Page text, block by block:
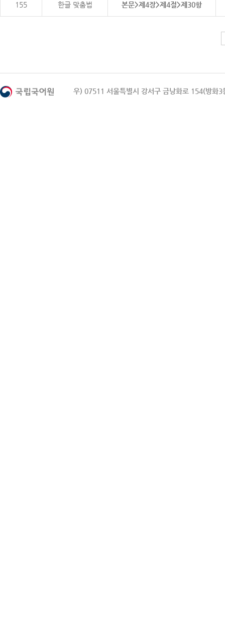
155 한글 맞춤법 본문>제4장>제4절>제30항
우) 07511 서울특별시 강서구 금낭화로 154(방화3